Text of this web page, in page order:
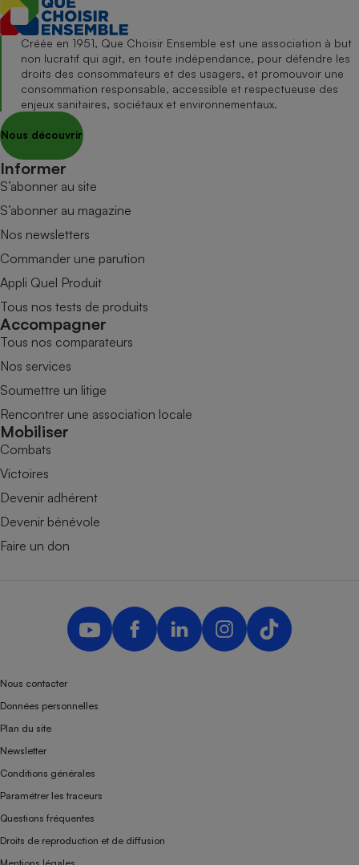
Créée en 1951, Que Choisir Ensemble est une association à but
non lucratif qui agit, en toute indépendance, pour défendre les
droits des consommateurs et des usagers, et promouvoir une
consommation responsable, accessible et respectueuse des
enjeux sanitaires, sociétaux et environnementaux.
Nous découvrir
Informer
S’abonner au site
S’abonner au magazine
Nos newsletters
Commander une parution
Appli Quel Produit
Tous nos tests de produits
Accompagner
Tous nos comparateurs
Nos services
Soumettre un litige
Rencontrer une association locale
Mobiliser
Combats
Victoires
Devenir adhérent
Devenir bénévole
Faire un don
Nous contacter
Données personnelles
Plan du site
Newsletter
Conditions générales
Paramétrer les traceurs
Questions fréquentes
Droits de reproduction et de diffusion